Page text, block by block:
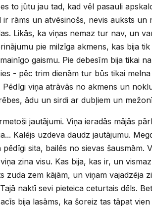
to jūtu jau tad, kad vēl pasauli
rāms un atvēsinošs, nevis auksts un
Likās, ka viņas nemaz tur nav, un
pie milzīga akmens, kas bija
gaismu. Pie debesīm bija tikai
- pēc trim dienām tur būs tikai
viņa atrāvās no akmens un
ādu un sirdi ar dubļiem un
jautājumi. Viņa ieradās mājās
Kalējs uzdeva daudz jautājumu.
sita, bailēs no sievas šausmām.
zina visu. Kas bija, kas ir, un
zuda zem kājām, un viņam vajadzēja
naktī sevi pieteica ceturtais dēls.
bija lasāms, ka šoreiz tas tāpat vien